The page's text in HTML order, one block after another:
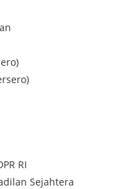
RI
Sejahtera